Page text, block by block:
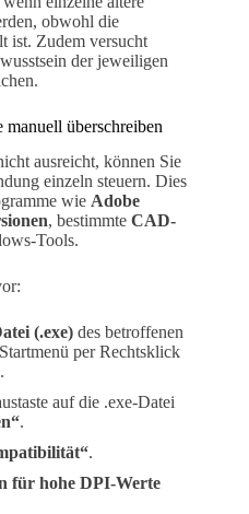
obwohl die
ist. Zudem versucht
der jeweiligen
überschreiben
ausreicht, können Sie
einzeln steuern. Dies
wie Adobe
, bestimmte CAD-
Tools.
(.exe) des betroffenen
per Rechtsklick
.
auf die .exe-Datei
.
.
für hohe DPI-Werte